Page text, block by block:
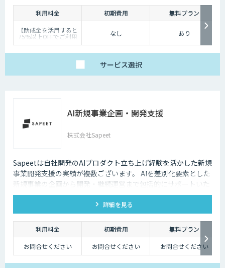
利用料金 初期費用
無料プラン
【助成金を活用すると
75%以上OFFでご利用
可能です】
まずはお気軽にお問い
なし あり
サービス選択
AI新規事業企画・開発支援
株式会社Sapeet
Sapeetは自社開発のAIプロダクト立ち上げ経験を活かした新規
事業開発支援の実績が複数ございます。 AIを差別化要素とした
新規事業の企画から開発・継続運営まで包括的にサポートいた
します。
詳細を見る
利用料金 初期費用
無料プラン
お問合せください
お問合せください お問合せください